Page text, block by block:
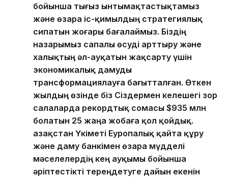
бойынша тығыз ынтымақтастықтамыз
және өзара іс-қимылдың стратегиялық
сипатын жоғары бағалаймыз. Біздің
назарымыз сапалы өсуді арттыру және
халықтың әл-ауқатын жақсарту үшін
экономикалық дамуды
трансформациялауға бағытталған. Өткен
жылдың өзінде біз Сіздермен келешегі зор
салаларда рекордтық сомасы $935 млн
болатын 25 жаңа жобаға қол қойдық.
Қазақстан Үкіметі Еуропалық қайта құру
және даму банкімен өзара мүдделі
мәселелердің кең ауқымы бойынша
әріптестікті тереңдетуге дайын екенін